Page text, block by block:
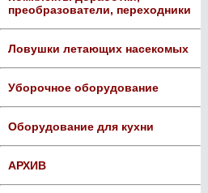
преобразователи, переходники
Ловушки летающих насекомых
Уборочное оборудование
Оборудование для кухни
АРХИВ